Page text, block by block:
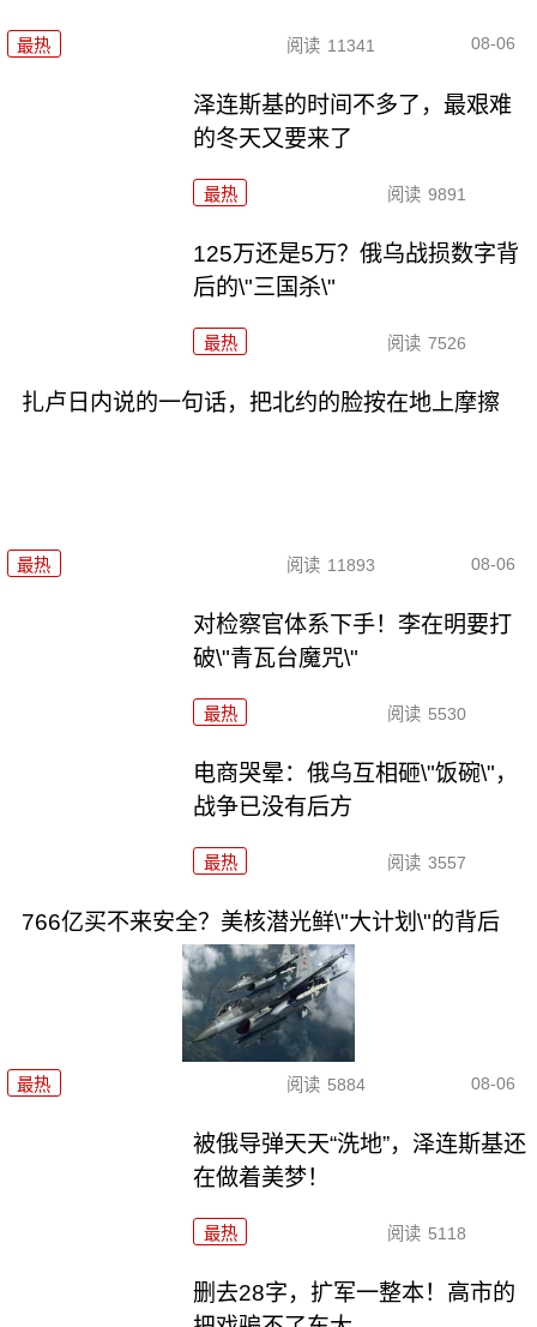
最热 阅读 11341 08-06
泽连斯基的时间不多了，最艰难
的冬天又要来了
最热 阅读 9891
125万还是5万？俄乌战损数字背
后的\"三国杀\"
最热 阅读 7526
扎卢日内说的一句话，把北约的脸按在地上摩擦
最热 阅读 11893 08-06
对检察官体系下手！李在明要打
破\"青瓦台魔咒\"
最热 阅读 5530
电商哭晕：俄乌互相砸\"饭碗\"，
战争已没有后方
最热 阅读 3557
766亿买不来安全？美核潜光鲜\"大计划\"的背后
最热 阅读 5884 08-06
被俄导弹天天“洗地”，泽连斯基还
在做着美梦！
最热 阅读 5118
删去28字，扩军一整本！高市的